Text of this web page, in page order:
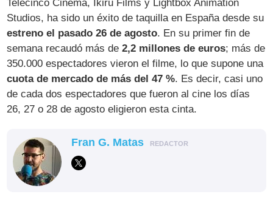
Telecinco Cinema, Ikiru Films y Lightbox Animation
Studios, ha sido un éxito de taquilla en España desde su
estreno el pasado 26 de agosto. En su primer fin de
semana recaudó más de2,2 millones de euros; más de
350.000 espectadores vieron el filme, lo que supone una
cuota de mercado de más del 47 %. Es decir, casi uno
de cada dos espectadores que fueron al cine los días
26, 27 o 28 de agosto eligieron esta cinta.
Fran G. Matas REDACTOR